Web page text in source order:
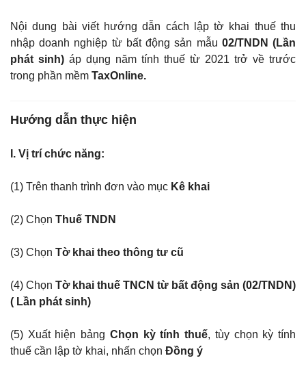
Nội dung bài viết hướng dẫn cách lập tờ khai thuế thu
nhập doanh nghiệp từ bất động sản mẫu 02/TNDN (Lần
phát sinh) áp dụng năm tính thuế từ 2021 trở về trước
trong phần mềm TaxOnline.
Hướng dẫn thực hiện
I. Vị trí chức năng:
(1) Trên thanh trình đơn vào mục Kê khai
(2) Chọn Thuế TNDN
(3) Chọn Tờ khai theo thông tư cũ
(4) Chọn Tờ khai thuế TNCN từ bất động sản (02/TNDN)
( Lần phát sinh)
(5) Xuất hiện bảng Chọn kỳ tính thuế, tùy chọn kỳ tính
thuế cần lập tờ khai, nhấn chọn Đồng ý